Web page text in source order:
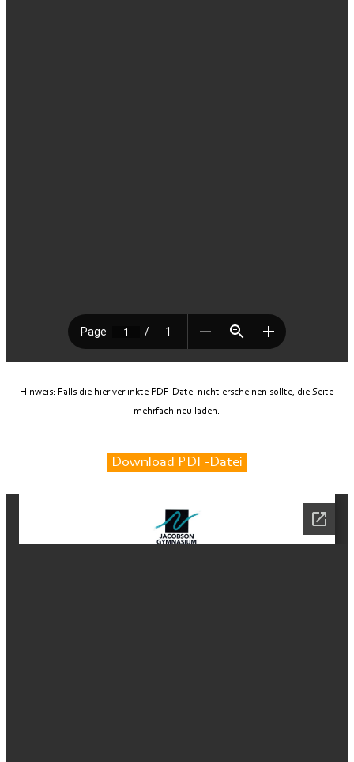
Hinweis: Falls die hier verlinkte PDF-Datei nicht erscheinen sollte, die Seite
mehrfach neu laden.
Download PDF-Datei